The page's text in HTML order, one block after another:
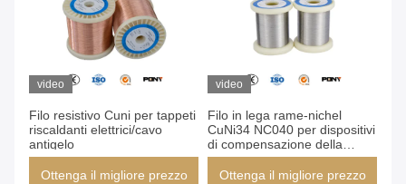
video
Filo resistivo Cuni per tappeti
riscaldanti elettrici/cavo
antigelo
Ottenga il migliore prezzo
video
Filo in lega rame-nichel
CuNi34 NC040 per dispositivi
di compensazione della
temperatura
Ottenga il migliore prezzo